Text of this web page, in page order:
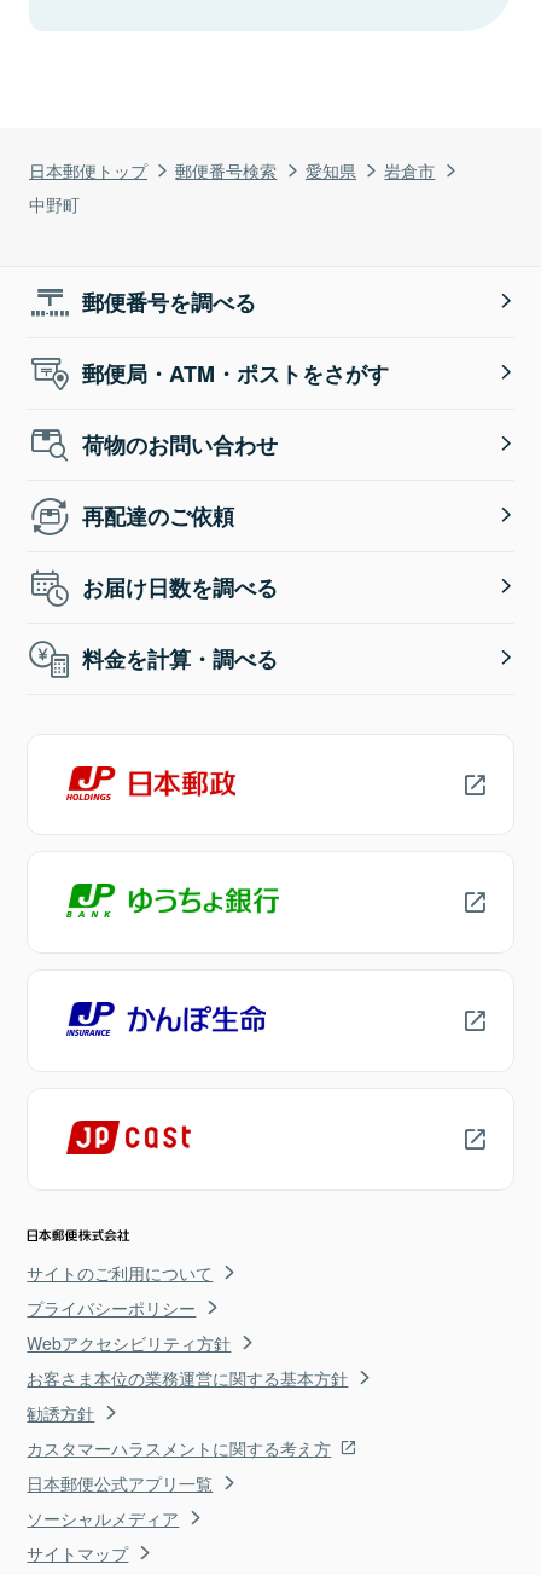
日本郵便トップ 郵便番号検索 愛知県
岩倉市
中野町
郵便番号を調べる
郵便局・ATM・ポストをさがす
荷物のお問い合わせ
再配達のご依頼
お届け日数を調べる
料金を計算・調べる
サイトのご利用について
プライバシーポリシー
Webアクセシビリティ方針
お客さま本位の業務運営に関する基本方針
勧誘方針
カスタマーハラスメントに関する考え方
日本郵便公式アプリ一覧
ソーシャルメディア
サイトマップ